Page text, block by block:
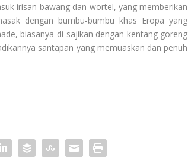
irisan bawang dan wortel, yang memberikan
dengan bumbu-bumbu khas Eropa yang
biasanya di sajikan dengan kentang goreng
santapan yang memuaskan dan penuh